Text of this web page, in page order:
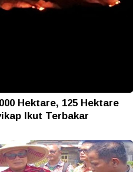
Hektare, 125 Hektare
Ikut Terbakar